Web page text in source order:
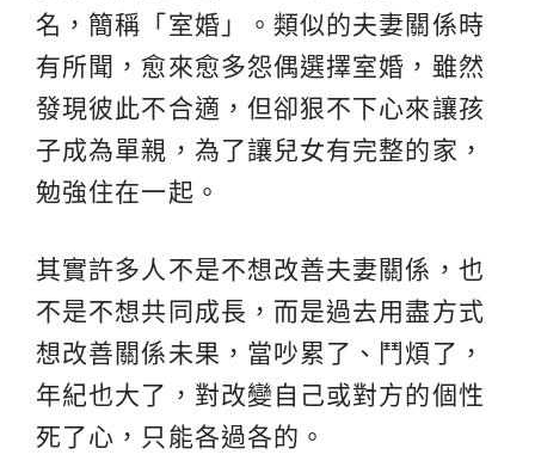
名，簡稱「室婚」。類似的夫妻關係時
有所聞，愈來愈多怨偶選擇室婚，雖然
發現彼此不合適，但卻狠不下心來讓孩
子成為單親，為了讓兒女有完整的家，
勉強住在一起。
其實許多人不是不想改善夫妻關係，也
不是不想共同成長，而是過去用盡方式
想改善關係未果，當吵累了、鬥煩了，
年紀也大了，對改變自己或對方的個性
死了心，只能各過各的。